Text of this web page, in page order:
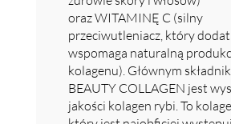
oraz WITAMINĘ C (silny
przeciwutleniacz, który
wspomaga naturalną
kolagenu). Głównym
BEAUTY COLLAGEN jest
jakości kolagen rybi. To